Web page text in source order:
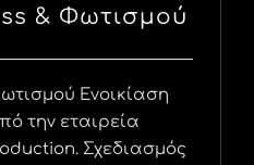
& Φωτισμού
Ενοικίαση
την εταιρεία
Σχεδιασμός